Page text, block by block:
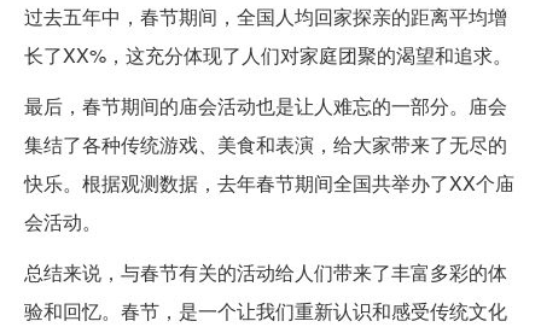
过去五年中，春节期间，全国人均回家探亲的距离平均增
长了XX%，这充分体现了人们对家庭团聚的渴望和追求。
最后，春节期间的庙会活动也是让人难忘的一部分。庙会
集结了各种传统游戏、美食和表演，给大家带来了无尽的
快乐。根据观测数据，去年春节期间全国共举办了XX个庙
会活动。
总结来说，与春节有关的活动给人们带来了丰富多彩的体
验和回忆。春节，是一个让我们重新认识和感受传统文化